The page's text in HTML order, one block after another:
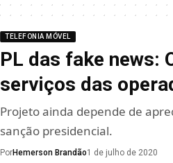
TELEFONIA MÓVEL
PL das fake news:
serviços das
Projeto ainda depende de
sanção presidencial.
PorHemerson Brandão1 de julho de 2020